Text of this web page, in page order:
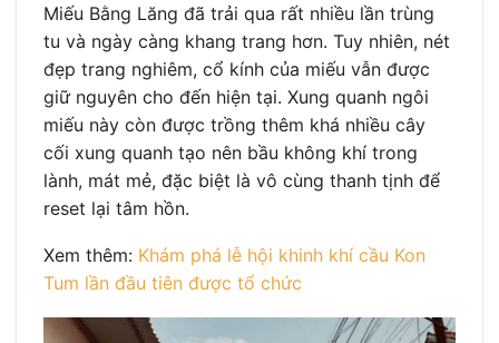
Miếu Bằng Lăng đã trải qua rất nhiều lần trùng
tu và ngày càng khang trang hơn. Tuy nhiên, nét
đẹp trang nghiêm, cổ kính của miếu vẫn được
giữ nguyên cho đến hiện tại. Xung quanh ngôi
miếu này còn được trồng thêm khá nhiều cây
cối xung quanh tạo nên bầu không khí trong
lành, mát mẻ, đặc biệt là vô cùng thanh tịnh để
reset lại tâm hồn.
Xem thêm: Khám phá lễ hội khinh khí cầu Kon
Tum lần đầu tiên được tổ chức